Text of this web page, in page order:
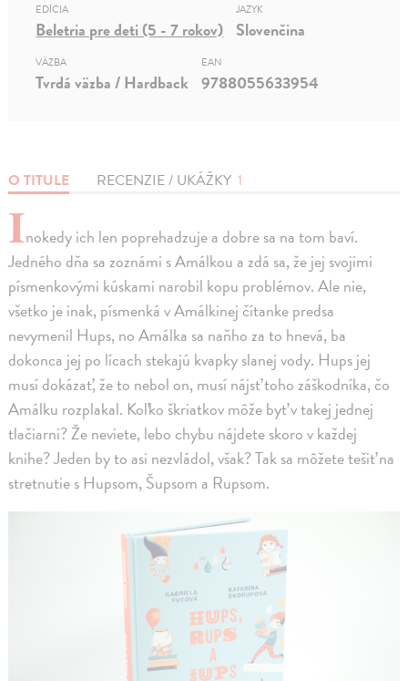
O TITULE RECENZIE / UKÁŽKY 1
Inokedy ich len poprehadzuje a dobre sa na tom baví.
Jedného dňa sa zoznámi s Amálkou a zdá sa, že jej svojimi
písmenkovými kúskami narobil kopu problémov. Ale nie,
všetko je inak, písmenká v Amálkinej čítanke predsa
nevymenil Hups, no Amálka sa naňho za to hnevá, ba
dokonca jej po lícach stekajú kvapky slanej vody. Hups jej
musí dokázať, že to nebol on, musí nájsť toho záškodníka, čo
Amálku rozplakal. Koľko škriatkov môže byť v takej jednej
tlačiarni? Že neviete, lebo chybu nájdete skoro v každej
knihe? Jeden by to asi nezvládol, však? Tak sa môžete tešiť na
stretnutie s Hupsom, Šupsom a Rupsom.
EDÍCIA
Beletria pre deti (5 - 7 rokov)
JAZYK
Slovenčina
VÄZBA
Tvrdá väzba / Hardback
EAN
9788055633954